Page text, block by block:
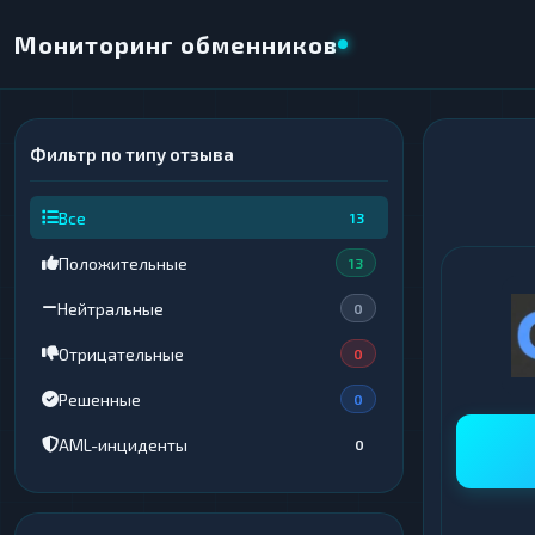
Мониторинг обменников
Фильтр по типу отзыва
Все 13
Положительные 13
Нейтральные 0
Отрицательные 0
Решенные 0
AML-инциденты 0
НАПРАВЛЕНИЕ ОБМЕНА
★ ИЗБРАННОЕ
ПОЛУЧАЕТЕ